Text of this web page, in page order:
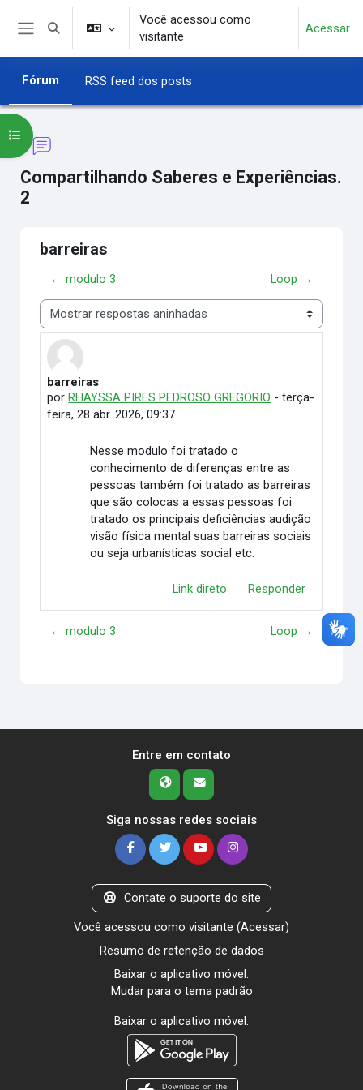
Ir para o conteúdo principal
Alternar entrada de pesquisa
Você acessou como
visitante
Acessar
Fórum RSS feed dos posts
Compartilhando Saberes e Experiências.
2
Abrir índice do curso
barreiras
← modulo 3 Loop →
Modo de visualização
barreiras
por RHAYSSA PIRES PEDROSO GREGORIO -terça-
feira, 28 abr. 2026, 09:37
Número de respostas: 0
Nesse modulo foi tratado o
conhecimento de diferenças entre as
pessoas também foi tratado as barreiras
que são colocas a essas pessoas foi
tratado os principais deficiências audição
visão física mental suas barreiras sociais
ou seja urbanísticas social etc.
Link direto Responder
← modulo 3 Loop →
Entre em contato
Siga nossas redes sociais
Contate o suporte do site
Você acessou como visitante (Acessar)
Resumo de retenção de dados
Baixar o aplicativo móvel.
Mudar para o tema padrão
Baixar o aplicativo móvel.